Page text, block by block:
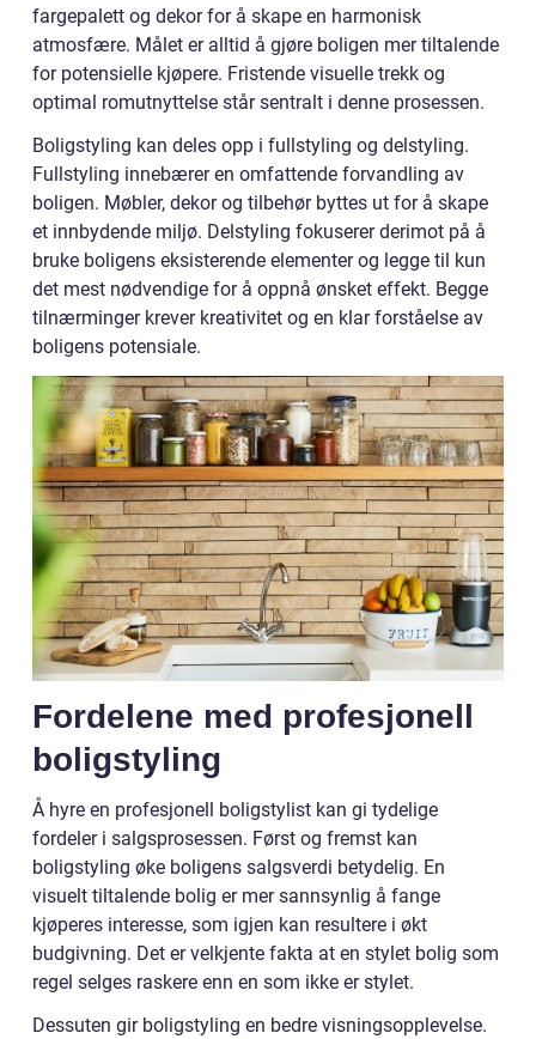
fargepalett og dekor for å skape en harmonisk
atmosfære. Målet er alltid å gjøre boligen mer tiltalende
for potensielle kjøpere. Fristende visuelle trekk og
optimal romutnyttelse står sentralt i denne prosessen.
Boligstyling kan deles opp i fullstyling og delstyling.
Fullstyling innebærer en omfattende forvandling av
boligen. Møbler, dekor og tilbehør byttes ut for å skape
et innbydende miljø. Delstyling fokuserer derimot på å
bruke boligens eksisterende elementer og legge til kun
det mest nødvendige for å oppnå ønsket effekt. Begge
tilnærminger krever kreativitet og en klar forståelse av
boligens potensiale.
Fordelene med profesjonell
boligstyling
Å hyre en profesjonell boligstylist kan gi tydelige
fordeler i salgsprosessen. Først og fremst kan
boligstyling øke boligens salgsverdi betydelig. En
visuelt tiltalende bolig er mer sannsynlig å fange
kjøperes interesse, som igjen kan resultere i økt
budgivning. Det er velkjente fakta at en stylet bolig som
regel selges raskere enn en som ikke er stylet.
Dessuten gir boligstyling en bedre visningsopplevelse.